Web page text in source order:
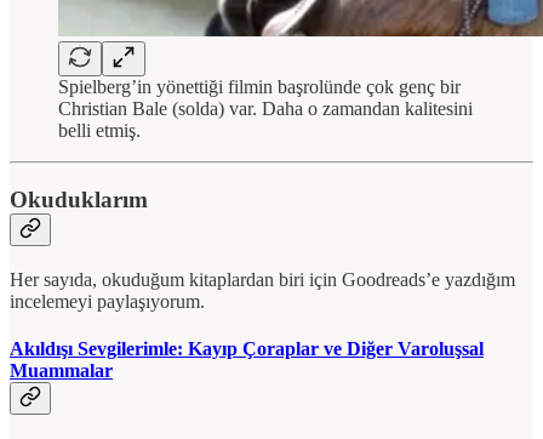
Spielberg’in yönettiği filmin başrolünde çok genç bir
Christian Bale (solda) var. Daha o zamandan kalitesini
belli etmiş.
Okuduklarım
Her sayıda, okuduğum kitaplardan biri için Goodreads’e yazdığım
incelemeyi paylaşıyorum.
Akıldışı Sevgilerimle: Kayıp Çoraplar ve Diğer Varoluşsal
Muammalar